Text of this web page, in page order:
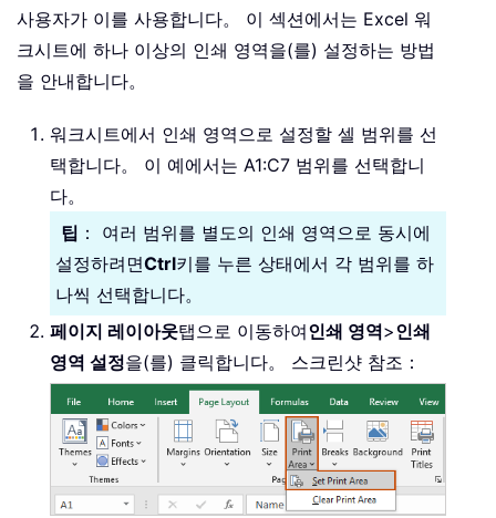
사용자가 이를 사용합니다。 이 섹션에서는 Excel 워
크시트에 하나 이상의 인쇄 영역을(를) 설정하는 방법
을 안내합니다。
워크시트에서 인쇄 영역으로 설정할 셀 범위를 선
택합니다。 이 예에서는 A1:C7 범위를 선택합니
다。
팁 ： 여러 범위를 별도의 인쇄 영역으로 동시에
설정하려면Ctrl키를 누른 상태에서 각 범위를 하
나씩 선택합니다。
페이지 레이아웃탭으로 이동하여인쇄 영역>인쇄
영역 설정을(를) 클릭합니다。 스크린샷 참조：